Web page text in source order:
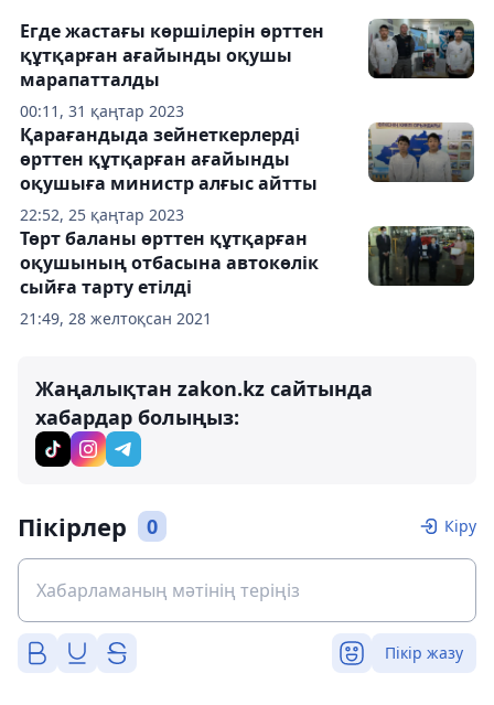
00:11, 31 қаңтар 2023
Егде жастағы көршілерін өрттен
құтқарған ағайынды оқушы
марапатталды
22:52, 25 қаңтар 2023
Қарағандыда зейнеткерлерді
өрттен құтқарған ағайынды
оқушыға министр алғыс айтты
21:49, 28 желтоқсан 2021
Төрт баланы өрттен құтқарған
оқушының отбасына автокөлік
сыйға тарту етілді
Жаңалықтан zakon.kz сайтында
хабардар болыңыз:
Пікірлер 0 Кіру
Пікір жазу